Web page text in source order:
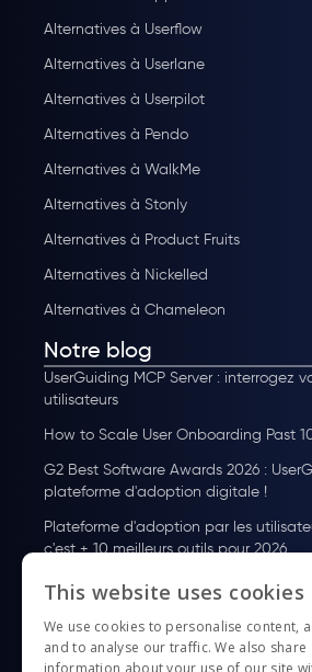
Alternatives à Userflow
Alternatives à Userlane
Alternatives à Userpilot
Alternatives à Pendo
Alternatives à WalkMe
Alternatives à Stonly
Alternatives à Product Fruits
Alternatives à Nickelled
Alternatives à Chameleon
Notre blog
UserGuiding MCP Server : interrogez
utilisateurs
How to Scale User Onboarding Past
G2 Best Software Awards 2026 :
plateforme d'adoption digitale !
Plateforme d'adoption par les
c'est + 10 meilleurs outils pour 2026
Guide des Tarifs de Pendo : Plans,
valeur
À quoi sert WalkMe ?
tarifs
This website uses cookies
We use cookies to personalise content,
and to analyse our traffic. We also share
information about your use of our site